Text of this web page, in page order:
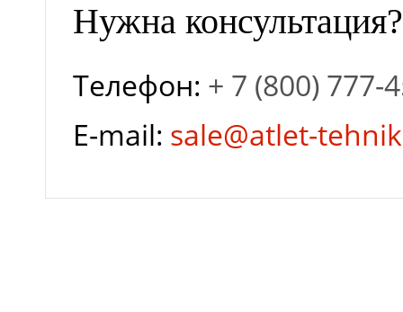
Нужна консультация?
Телефон: + 7 (800) 777-
E-mail: sale@atlet-